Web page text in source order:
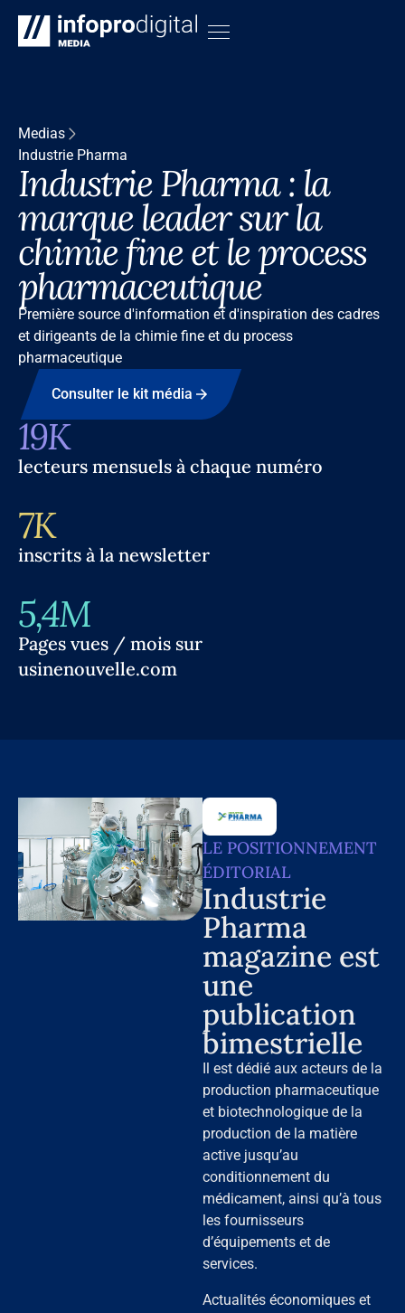
Medias
Industrie Pharma
Industrie Pharma : la
marque leader sur la
chimie fine et le process
pharmaceutique
Première source d'information et d'inspiration des cadres
et dirigeants de la chimie fine et du process
pharmaceutique
Consulter le kit média
19K
lecteurs mensuels à chaque numéro
7K
inscrits à la newsletter
5,4M
Pages vues / mois sur
usinenouvelle.com
LE POSITIONNEMENT
ÉDITORIAL
Industrie
Pharma
magazine est
une
publication
bimestrielle
Il est dédié aux acteurs de la
production pharmaceutique
et biotechnologique de la
production de la matière
active jusqu’au
conditionnement du
médicament, ainsi qu’à tous
les fournisseurs
d’équipements et de
services.
Actualités économiques et